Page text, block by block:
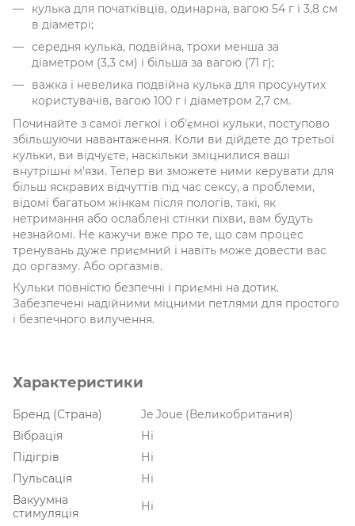
кулька для початківців, одинарна, вагою 54 г і 3,8 см
в діаметрі;
середня кулька, подвійна, трохи менша за
діаметром (3,3 см) і більша за вагою (71 г);
важка і невелика подвійна кулька для просунутих
користувачів, вагою 100 г і діаметром 2,7 см.
Починайте з самої легкої і об'ємної кульки, поступово
збільшуючи навантаження. Коли ви дійдете до третьої
кульки, ви відчуєте, наскільки зміцнилися ваші
внутрішні м'язи. Тепер ви зможете ними керувати для
більш яскравих відчуттів під час сексу, а проблеми,
відомі багатьом жінкам після пологів, такі, як
нетримання або ослаблені стінки піхви, вам будуть
незнайомі. Не кажучи вже про те, що сам процес
тренувань дуже приємний і навіть може довести вас
до оргазму. Або оргазмів.
Кульки повністю безпечні і приємні на дотик.
Забезпечені надійними міцними петлями для простого
і безпечного вилучення.
Характеристики
Бренд (Страна)
Je Joue (Великобритания)
Вібрація
Ні
Підігрів
Ні
Пульсація
Ні
Вакуумна
стимуляція
Ні